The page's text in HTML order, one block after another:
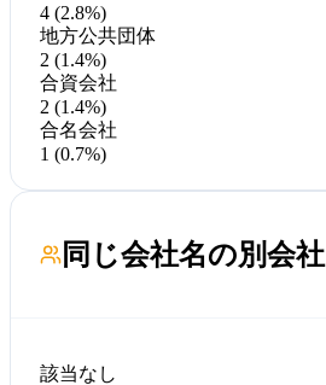
4 (2.8%)
地方公共団体
2 (1.4%)
合資会社
2 (1.4%)
合名会社
1 (0.7%)
同じ会社名の別会社
該当なし